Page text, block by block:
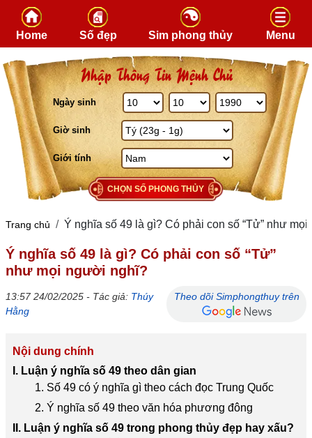
Skip to content
Home Số đẹp Sim phong thủy Menu
Nhập Thông Tin Mệnh Chủ
Ngày sinh
Giờ sinh
Giới tính
CHỌN SỐ PHONG THỦY
Trang chủ Ý nghĩa số 49 là gì? Có phải con số “Tử” như
Ý nghĩa số 49 là gì? Có phải con số “Tử”
như mọi người nghĩ?
13:57 24/02/2025 - Tác giả: Thúy
Hằng
Theo dõi Simphongthuy trên
Nội dung chính
I. Luận ý nghĩa số 49 theo dân gian
1. Số 49 có ý nghĩa gì theo cách đọc Trung Quốc
2. Ý nghĩa số 49 theo văn hóa phương đông
II. Luận ý nghĩa số 49 trong phong thủy đẹp hay xấu?